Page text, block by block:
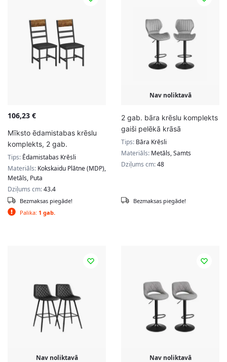
106,23 €
Mīksto ēdamistabas krēslu
komplekts, 2 gab.
Tips: Ēdamistabas Krēsli
Materiāls: Kokskaidu Plātne (MDP),
Metāls, Puta
Dziļums cm:43.4
Palika: 1 gab.
Bezmaksas piegāde!
Nav noliktavā
2 gab. bāra krēslu komplekts
gaiši pelēkā krāsā
Tips: Bāra Krēsli
Materiāls: Metāls, Samts
Dziļums cm:48
Bezmaksas piegāde!
Nav noliktavā Nav noliktavā